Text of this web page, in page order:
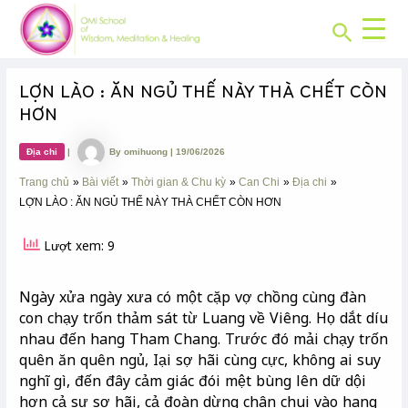
content
Search
LỢN LÀO : ĂN NGỦ THẾ NÀY THÀ CHẾT CÒN
HƠN
Địa chi | Byomihuong|19/06/2026
Trang chủ Bài viết Thời gian & Chu kỳ Can Chi
Địa chi
LỢN LÀO : ĂN NGỦ THẾ NÀY THÀ CHẾT CÒN HƠN
Lượt xem: 9
Ngày xửa ngày xưa có một cặp vợ chồng cùng đàn
con chạy trốn thảm sát từ Luang về Viêng. Họ dắt díu
nhau đến hang Tham Chang. Trước đó mải chạy trốn
quên ăn quên ngủ, Iại sợ hãi cùng cực, không ai suy
nghĩ gì, đến đây cảm giác đói mệt bùng lên dữ dội
hơn cả sự sợ hãi, cả đoàn dừng chân chui vào hang
Post
navigation
CHUYÊN
MỤC: